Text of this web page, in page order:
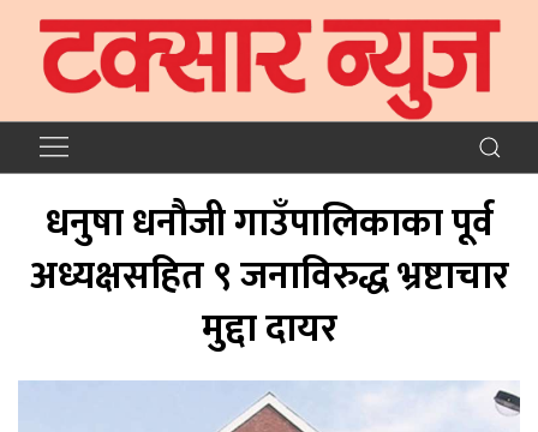
धनुषा धनौजी गाउँपालिकाका पूर्व
अध्यक्षसहित ९ जनाविरुद्ध भ्रष्टाचार
मुद्दा दायर